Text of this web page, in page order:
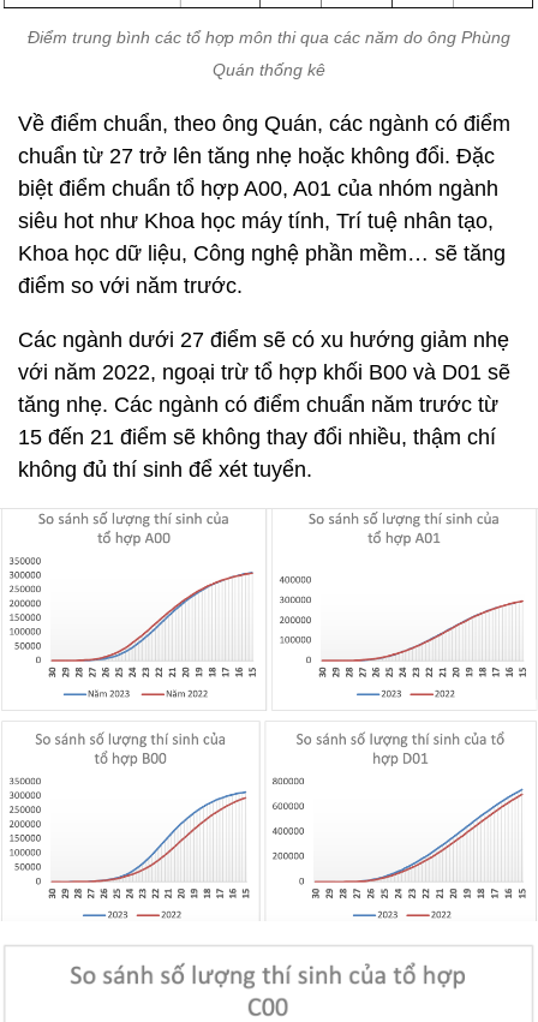
Điểm trung bình các tổ hợp môn thi qua các năm do ông Phùng
Quán thống kê
Về điểm chuẩn, theo ông Quán, các ngành có điểm
chuẩn từ 27 trở lên tăng nhẹ hoặc không đổi. Đặc
biệt điểm chuẩn tổ hợp A00, A01 của nhóm ngành
siêu hot như Khoa học máy tính, Trí tuệ nhân tạo,
Khoa học dữ liệu, Công nghệ phần mềm… sẽ tăng
điểm so với năm trước.
Các ngành dưới 27 điểm sẽ có xu hướng giảm nhẹ
với năm 2022, ngoại trừ tổ hợp khối B00 và D01 sẽ
tăng nhẹ. Các ngành có điểm chuẩn năm trước từ
15 đến 21 điểm sẽ không thay đổi nhiều, thậm chí
không đủ thí sinh để xét tuyển.